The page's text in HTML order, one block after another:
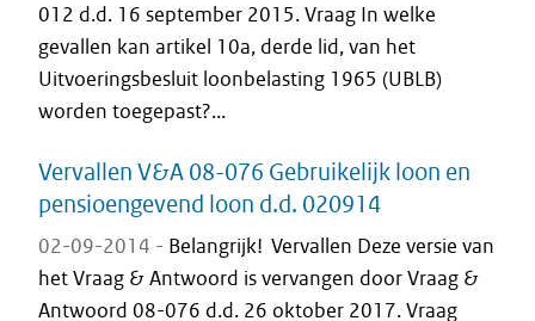
012 d.d. 16 september 2015. Vraag In welke
gevallen kan artikel 10a, derde lid, van het
Uitvoeringsbesluit loonbelasting 1965 (UBLB)
worden toegepast?...
Vervallen V&A 08-076 Gebruikelijk loon en
pensioengevend loon d.d. 020914
02-09-2014 - Belangrijk! Vervallen Deze versie van
het Vraag & Antwoord is vervangen door Vraag &
Antwoord 08-076 d.d. 26 oktober 2017. Vraag